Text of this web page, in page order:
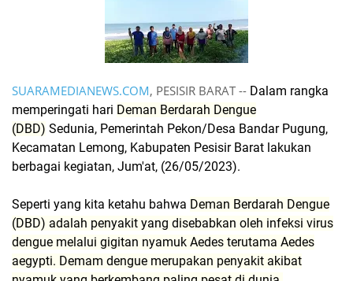
SUARAMEDIANEWS.COM, PESISIR BARAT -- Dalam rangka
memperingati hari Deman Berdarah Dengue
(DBD) Sedunia, Pemerintah Pekon/Desa Bandar Pugung,
Kecamatan Lemong, Kabupaten Pesisir Barat lakukan
berbagai kegiatan, Jum'at, (26/05/2023).
Seperti yang kita ketahu bahwa Deman Berdarah Dengue
(DBD) adalah penyakit yang disebabkan oleh infeksi virus
dengue melalui gigitan nyamuk Aedes terutama Aedes
aegypti. Demam dengue merupakan penyakit akibat